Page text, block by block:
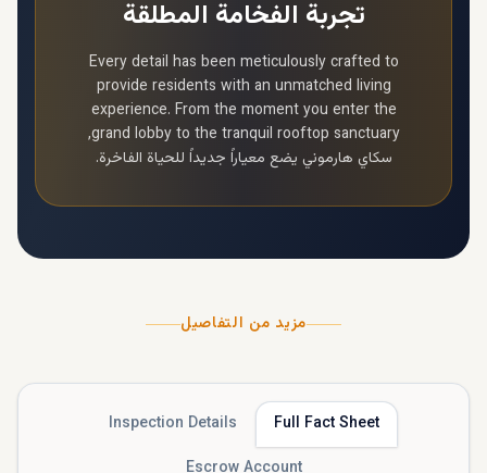
تجربة الفخامة المطلقة
Every detail has been meticulously crafted to
provide residents with an unmatched living
experience. From the moment you enter the
grand lobby to the tranquil rooftop sanctuary,
سكاي هارموني يضع معياراً جديداً للحياة الفاخرة.
مزيد من التفاصيل
Full Fact Sheet
Inspection Details